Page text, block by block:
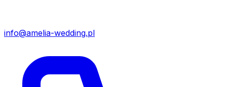
info@amelia-wedding.pl